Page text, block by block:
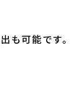
も可能です。